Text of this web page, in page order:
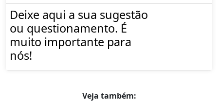
Deixe aqui a sua sugestão
ou questionamento. É
muito importante para
nós!
Veja também: